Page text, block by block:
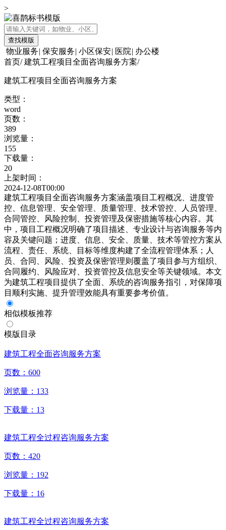
>
查找模版
物业服务| 保安服务| 小区保安| 医院| 办公楼
首页/ 建筑工程项目全面咨询服务方案/
建筑工程项目全面咨询服务方案
类型：
word
页数：
389
浏览量：
155
下载量：
20
上架时间：
2024-12-08T00:00
建筑工程项目全面咨询服务方案涵盖项目工程概况、进度管
控、信息管理、安全管理、质量管理、技术管控、人员管理、
合同管控、风险控制、投资管理及保密措施等核心内容。其
中，项目工程概况明确了项目描述、专业设计与咨询服务等内
容及关键问题；进度、信息、安全、质量、技术等管控方案从
流程、责任、系统、目标等维度构建了全流程管理体系；人
员、合同、风险、投资及保密管理则覆盖了项目参与方组织、
合同履约、风险应对、投资管控及信息安全等关键领域。本文
为建筑工程项目提供了全面、系统的咨询服务指引，对保障项
目顺利实施、提升管理效能具有重要参考价值。
相似模板推荐
模版目录
建筑工程全面咨询服务方案
页数： 600
浏览量： 133
下载量： 13
建筑工程全过程咨询服务方案
页数： 420
浏览量： 192
下载量： 16
建筑工程全过程咨询服务方案